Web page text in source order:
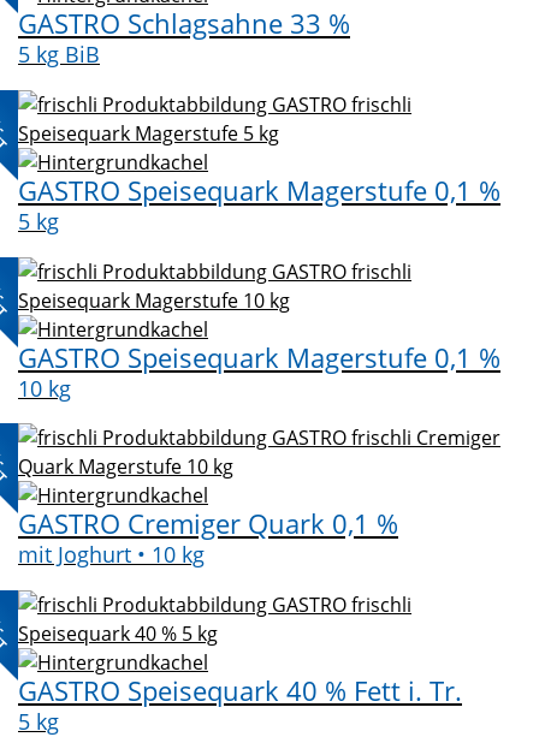
GASTRO Schlagsahne 33 %
5 kg BiB
GASTRO Speisequark Magerstufe 0,1 %
5 kg
GASTRO Speisequark Magerstufe 0,1 %
10 kg
GASTRO Cremiger Quark 0,1 %
mit Joghurt • 10 kg
GASTRO Speisequark 40 % Fett i. Tr.
5 kg